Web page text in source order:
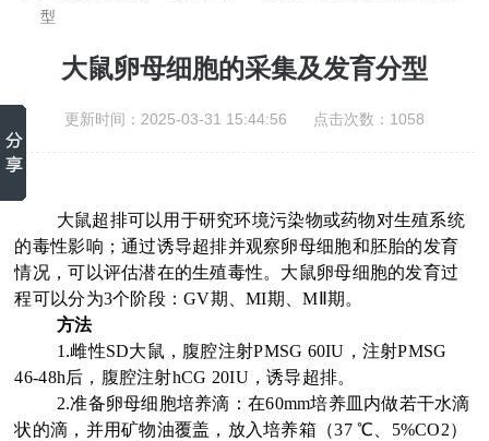
型
大鼠卵母细胞的采集及发育分型
更新时间：2025-03-31 15:44:56 点击次数：1058
大鼠超排可以用于研究环境污染物或药物对生殖系统
的毒性影响；通过诱导超排并观察卵母细胞和胚胎的发育
情况，可以评估潜在的生殖毒性。大鼠卵母细胞的发育过
程可以分为3个阶段：GV期、MI期、MⅡ期。
方法
1.雌性SD大鼠，腹腔注射PMSG 60IU，注射PMSG
46-48h后，腹腔注射hCG 20IU，诱导超排。
2.准备卵母细胞培养滴：在60mm培养皿内做若干水滴
状的滴，并用矿物油覆盖，放入培养箱（37 ℃、5%CO2）